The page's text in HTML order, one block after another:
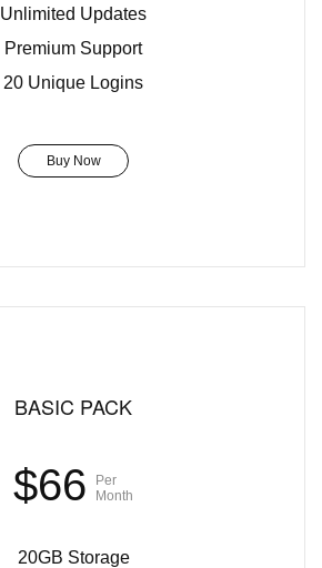
Unlimited Updates
Premium Support
20 Unique Logins
Buy Now
BASIC PACK
$66
Per
Month
20GB Storage